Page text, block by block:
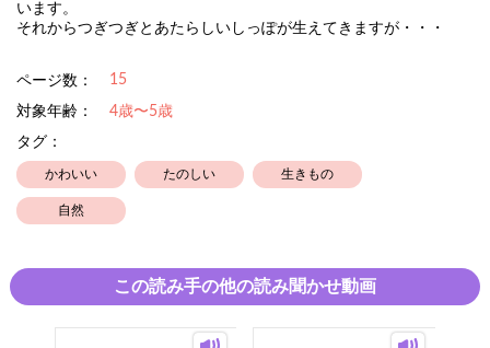
います。
それからつぎつぎとあたらしいしっぽが生えてきますが・・・
ページ数： 15
対象年齢：
4歳〜5歳
タグ：
かわいい たのしい 生きもの
自然
この読み手の他の読み聞かせ動画